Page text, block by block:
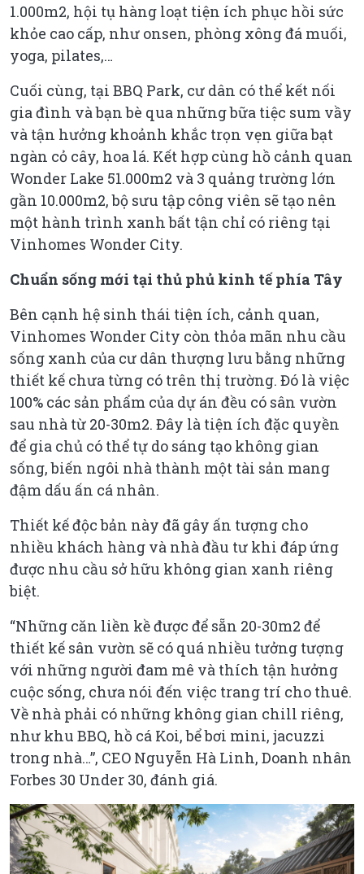
1.000m2, hội tụ hàng loạt tiện ích phục hồi sức
khỏe cao cấp, như onsen, phòng xông đá muối,
yoga, pilates,…
Cuối cùng, tại BBQ Park, cư dân có thể kết nối
gia đình và bạn bè qua những bữa tiệc sum vầy
và tận hưởng khoảnh khắc trọn vẹn giữa bạt
ngàn cỏ cây, hoa lá. Kết hợp cùng hồ cảnh quan
Wonder Lake 51.000m2 và 3 quảng trường lớn
gần 10.000m2, bộ sưu tập công viên sẽ tạo nên
một hành trình xanh bất tận chỉ có riêng tại
Vinhomes Wonder City.
Chuẩn sống mới tại thủ phủ kinh tế phía Tây
Bên cạnh hệ sinh thái tiện ích, cảnh quan,
Vinhomes Wonder City còn thỏa mãn nhu cầu
sống xanh của cư dân thượng lưu bằng những
thiết kế chưa từng có trên thị trường. Đó là việc
100% các sản phẩm của dự án đều có sân vườn
sau nhà từ 20-30m2. Đây là tiện ích đặc quyền
để gia chủ có thể tự do sáng tạo không gian
sống, biến ngôi nhà thành một tài sản mang
đậm dấu ấn cá nhân.
Thiết kế độc bản này đã gây ấn tượng cho
nhiều khách hàng và nhà đầu tư khi đáp ứng
được nhu cầu sở hữu không gian xanh riêng
biệt.
“Những căn liền kề được để sẵn 20-30m2 để
thiết kế sân vườn sẽ có quá nhiều tưởng tượng
với những người đam mê và thích tận hưởng
cuộc sống, chưa nói đến việc trang trí cho thuê.
Về nhà phải có những không gian chill riêng,
như khu BBQ, hồ cá Koi, bể bơi mini, jacuzzi
trong nhà…”, CEO Nguyễn Hà Linh, Doanh nhân
Forbes 30 Under 30, đánh giá.